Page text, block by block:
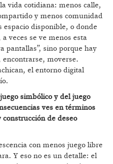
vida cotidiana: menos calle,
y menos comunidad
espacio disponible, o donde
veces se ve menos esta
pantallas”, sino porque hay
moverse.
el entorno digital
simbólico y del juego
ves en términos
de deseo
con menos juego libre
Y eso no es un detalle: el